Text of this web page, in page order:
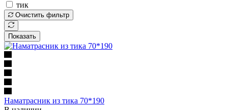
тик
Очистить фильтр
Показать
Наматрасник из тика 70*190